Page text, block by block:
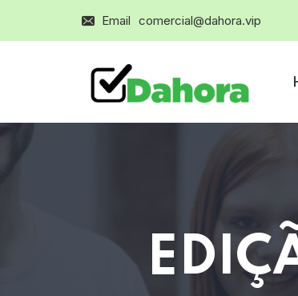
Email comercial@dahora.vip